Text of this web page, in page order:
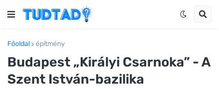
Főoldal építmény
Budapest „Királyi Csarnoka” - A
Szent István-bazilika